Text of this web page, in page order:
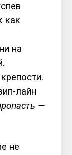
как
на
лайн
—
не